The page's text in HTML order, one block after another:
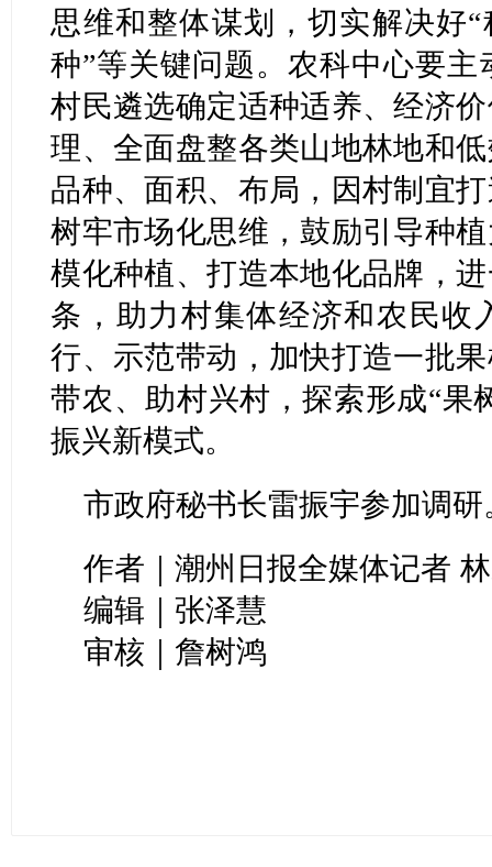
思维和整体谋划，切实解决好“
种”等关键问题。农科中心要
村民遴选确定适种适养、经济
理、全面盘整各类山地林地和
品种、面积、布局，因村制宜
树牢市场化思维，鼓励引导种
模化种植、打造本地化品牌，
条，助力村集体经济和农民收
行、示范带动，加快打造一批
带农、助村兴村，探索形成“果
振兴新模式。
市政府秘书长雷振宇参加调研
作者｜潮州日报全媒体记者
编辑｜张泽慧
审核｜詹树鸿